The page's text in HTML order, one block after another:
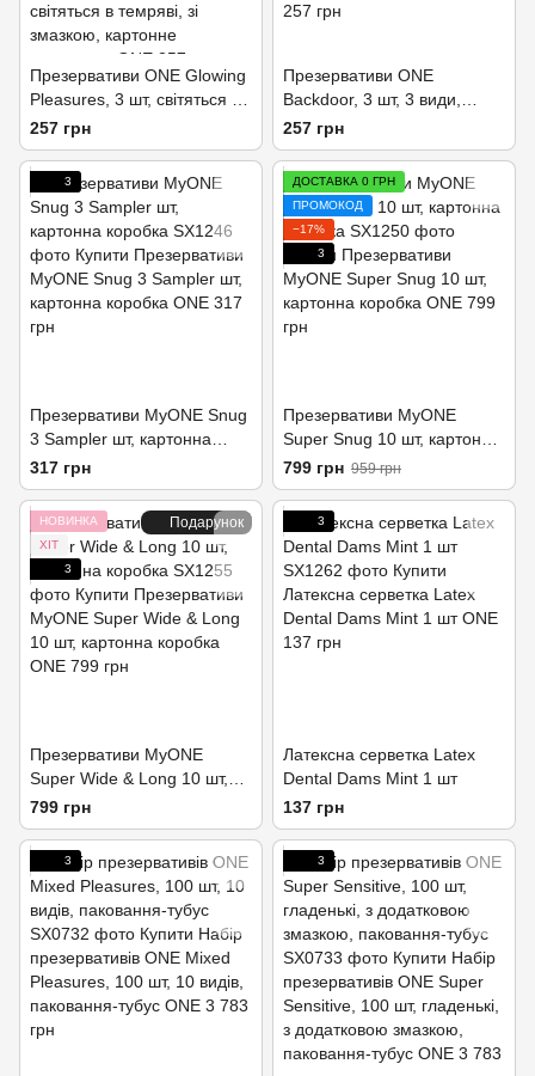
Презервативи ONE Glowing
Pleasures, 3 шт, світяться в
темряві, зі змазкою,
картонне паковання
257 грн
Презервативи ONE
Backdoor, 3 шт, 3 види,
картонне паковання
257 грн
3
Презервативи MyONE Snug
3 Sampler шт, картонна
коробка
317 грн
ДОСТАВКА 0 ГРН
ПРОМОКОД
−17%
3
Презервативи MyONE
Super Snug 10 шт, картонна
коробка
799 грн 959 грн
Подарунок
НОВИНКА
ХІТ
3
Презервативи MyONE
Super Wide & Long 10 шт,
картонна коробка
799 грн
3
Латексна серветка Latex
Dental Dams Mint 1 шт
137 грн
3 3